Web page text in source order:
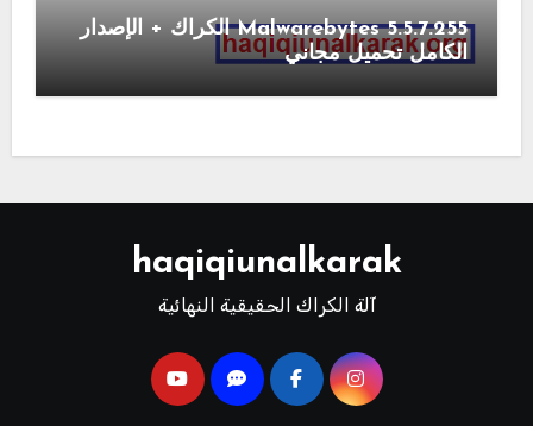
Malwarebytes 5.5.7.255 الكراك + الإصدار
الكامل تحميل مجاني
haqiqiunalkarak
آلة الكراك الحقيقية النهائية